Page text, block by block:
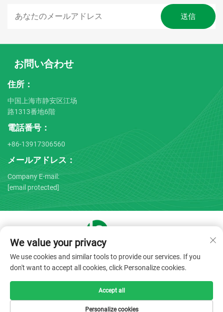
お問い合わせ
住所：
中国上海市静安区江场
路1313番地6階
電話番号：
+86-13917306560
メールアドレス：
Company E-mail:
[email protected]
Copyright © 2025 by Shanghai Bojin Medical Instrument Co.,
Ltd. - プライバシーポリシー
We value your privacy
We use cookies and similar tools to provide our services. If you
don't want to accept all cookies, click Personalize cookies.
Personalize cookies
Accept all